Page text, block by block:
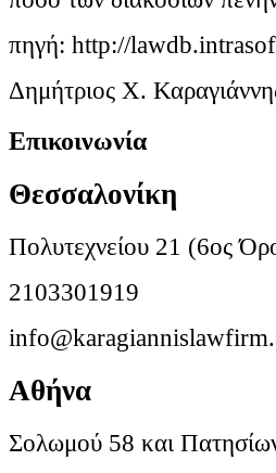
πηγή: http://
Δημήτριος Χ.
Επικοινωνία
Θεσσαλονίκη
Πολυτεχνείου 21 (6ος
2103301919
Αθήνα
Σολωμού 58 και